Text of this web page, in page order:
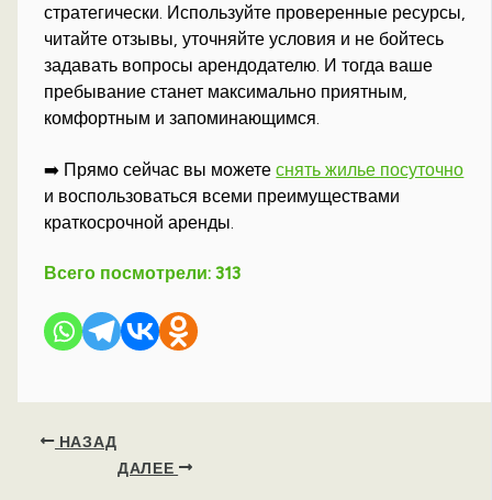
стратегически. Используйте проверенные ресурсы,
читайте отзывы, уточняйте условия и не бойтесь
задавать вопросы арендодателю. И тогда ваше
пребывание станет максимально приятным,
комфортным и запоминающимся.
➡️ Прямо сейчас вы можетеснять жилье посуточно
и воспользоваться всеми преимуществами
краткосрочной аренды.
Всего посмотрели: 313
НАЗАД
ДАЛЕЕ